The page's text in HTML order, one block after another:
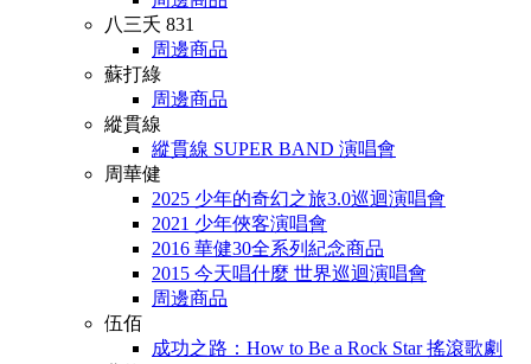
八三夭 831
周邊商品
蘇打綠
周邊商品
縱貫線
縱貫線 SUPER BAND 演唱會
周華健
2025 少年的奇幻之旅3.0巡迴演唱會
2021 少年俠客演唱會
2016 華健30全系列紀念商品
2015 今天唱什麼 世界巡迴演唱會
周邊商品
伍佰
成功之路：How to Be a Rock Star 搖滾歌劇